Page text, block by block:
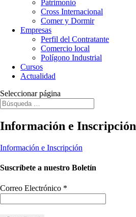
Patrimonio
Cross Internacional
Comer y Dormir
Empresas
Perfil del Contratante
Comercio local
Polígono Industrial
Cursos
Actualidad
Seleccionar página
Información e Inscripción
Información e Inscripción
Suscríbete a nuestro Boletín
Correo Electrónico *